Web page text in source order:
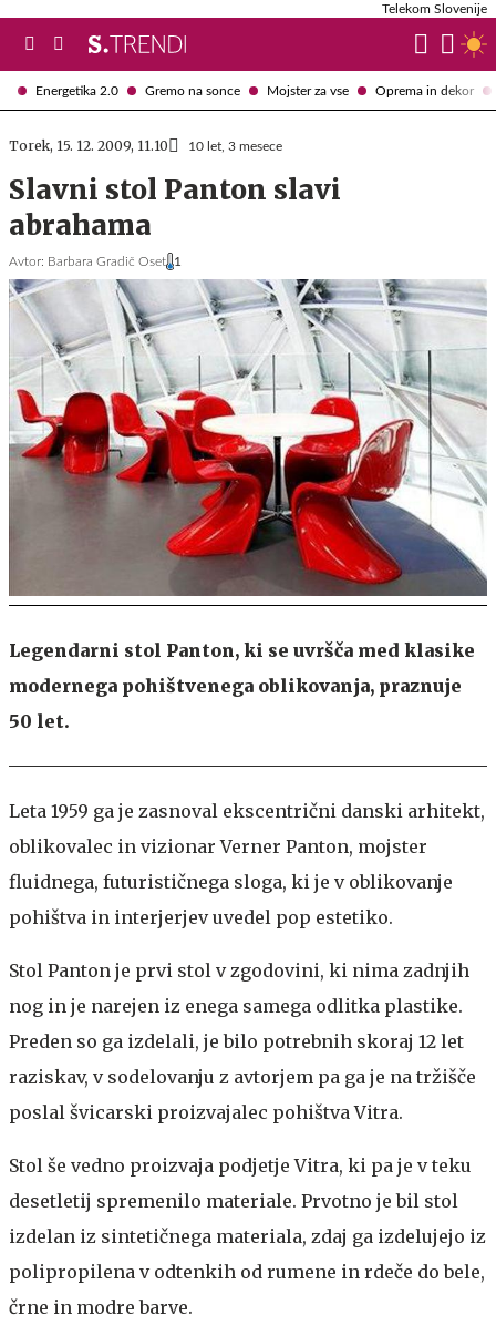
Energetika 2.0 Gremo na sonce Mojster za vse Oprema in dekor
Telekom Slovenije
Torek, 15. 12. 2009, 11.10 10 let, 3 mesece
Slavni stol Panton slavi
abrahama
Avtor: Barbara Gradič Oset 1
Legendarni stol Panton, ki se uvršča med klasike
modernega pohištvenega oblikovanja, praznuje
50 let.
Leta 1959 ga je zasnoval ekscentrični danski arhitekt,
oblikovalec in vizionar Verner Panton, mojster
fluidnega, futurističnega sloga, ki je v oblikovanje
pohištva in interjerjev uvedel pop estetiko.
Stol Panton je prvi stol v zgodovini, ki nima zadnjih
nog in je narejen iz enega samega odlitka plastike.
Preden so ga izdelali, je bilo potrebnih skoraj 12 let
raziskav, v sodelovanju z avtorjem pa ga je na tržišče
poslal švicarski proizvajalec pohištva Vitra.
Stol še vedno proizvaja podjetje Vitra, ki pa je v teku
desetletij spremenilo materiale. Prvotno je bil stol
izdelan iz sintetičnega materiala, zdaj ga izdelujejo iz
polipropilena v odtenkih od rumene in rdeče do bele,
črne in modre barve.